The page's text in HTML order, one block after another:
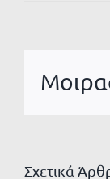
Σχετικά